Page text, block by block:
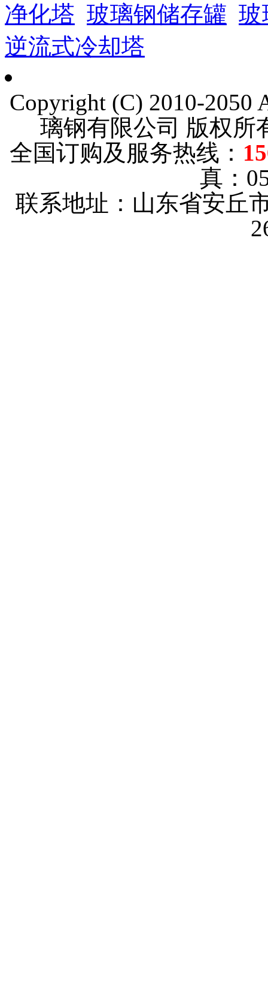
净化塔 玻璃钢储存罐 玻
逆流式冷却塔
Copyright (C) 2010-2050
璃钢有限公司 版权
全国订购及服务热线：
真：
联系地址：山东省安丘